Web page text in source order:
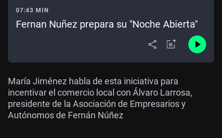
07:43 MIN
Fernan Nuñez prepara su "Noche Abierta"
María Jiménez habla de esta iniciativa para
incentivar el comercio local con Álvaro Larrosa,
presidente de la Asociación de Empresarios y
Autónomos de Fernán Núñez